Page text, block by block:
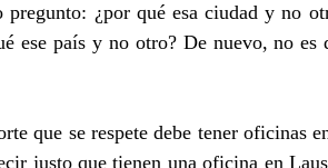
¿por qué esa ciudad y no
ese país y no otro? De nuevo, no es
que se respete debe tener oficinas
justo que tienen una oficina en